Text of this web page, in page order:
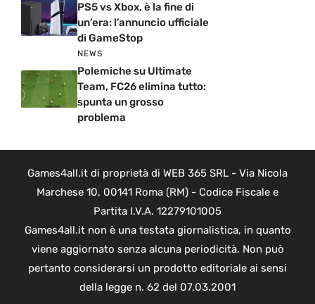
PS5 vs Xbox, è la fine di
un’era: l’annuncio ufficiale
di GameStop
NEWS
Polemiche su Ultimate
Team, FC26 elimina tutto:
spunta un grosso
problema
Games4all.it di proprietà di WEB 365 SRL - Via Nicola
Marchese 10, 00141 Roma (RM) - Codice Fiscale e
Partita I.V.A. 12279101005
Games4all.it non è una testata giornalistica, in quanto
viene aggiornato senza alcuna periodicità. Non può
pertanto considerarsi un prodotto editoriale ai sensi
della legge n. 62 del 07.03.2001